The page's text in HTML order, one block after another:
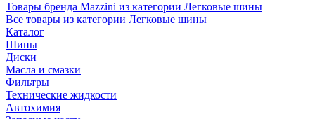
Товары бренда Mazzini из категории Легковые шины
Все товары из категории Легковые шины
Каталог
Шины
Диски
Масла и смазки
Фильтры
Технические жидкости
Автохимия